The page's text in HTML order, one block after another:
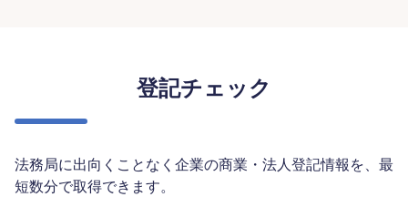
登記チェック
法務局に出向くことなく企業の商業・法人登記情報を、最
短数分で取得できます。